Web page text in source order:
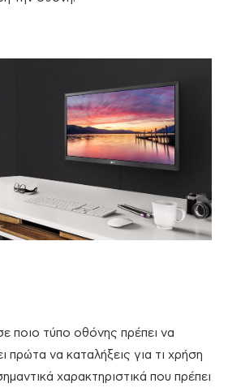
ποιο τύπο οθόνης πρέπει να
πρώτα να καταλήξεις για τι χρήση
χαρακτηριστικά που πρέπει